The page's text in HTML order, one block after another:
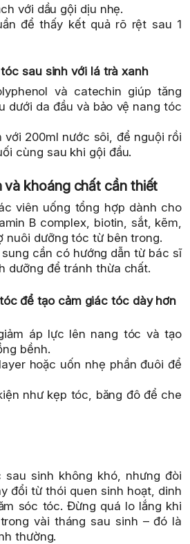
với dầu gội dịu nhẹ.
để thấy kết quả rõ rệt sau 1
sau sinh với lá trà xanh
và catechin giúp tăng
dưới da đầu và bảo vệ nang tóc
200ml nước sôi, để nguội rồi
cùng sau khi gội đầu.
và khoáng chất cần thiết
viên uống tổng hợp dành cho
B complex, biotin, sắt, kẽm,
nuôi dưỡng tóc từ bên trong.
cần có hướng dẫn từ bác sĩ
dưỡng để tránh thừa chất.
để tạo cảm giác tóc dày hơn
áp lực lên nang tóc và tạo
bềnh.
hoặc uốn nhẹ phần đuôi để
như kẹp tóc, băng đô để che
sau sinh không khó, nhưng đòi
đổi từ thói quen sinh hoạt, dinh
sóc tóc. Đừng quá lo lắng khi
vài tháng sau sinh – đó là
thường.